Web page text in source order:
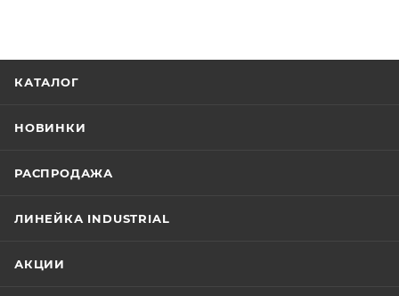
КАТАЛОГ
НОВИНКИ
РАСПРОДАЖА
ЛИНЕЙКА INDUSTRIAL
АКЦИИ